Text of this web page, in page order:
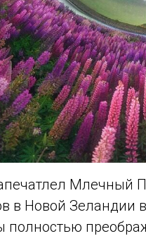
Млечный
в Новой Зеландии
полностью